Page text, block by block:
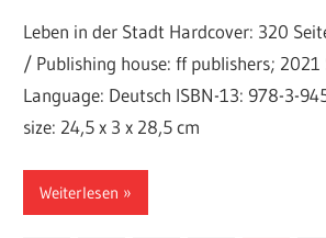
Leben in der Stadt Hardcover: 320
/ Publishing house: ff publishers;
Language: Deutsch ISBN-13: 978-3-
size: 24,5 x 3 x 28,5 cm
Weiterlesen